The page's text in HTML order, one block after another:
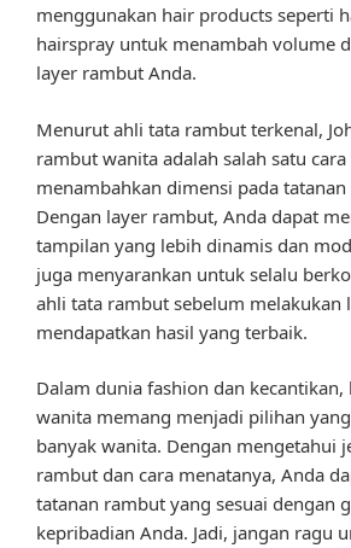
menggunakan hair products seperti
hairspray untuk menambah volume
layer rambut Anda.
Menurut ahli tata rambut terkenal,
rambut wanita adalah salah satu
menambahkan dimensi pada
Dengan layer rambut, Anda dapat
tampilan yang lebih dinamis dan
juga menyarankan untuk selalu
ahli tata rambut sebelum melakukan
mendapatkan hasil yang terbaik.
Dalam dunia fashion dan
wanita memang menjadi pilihan
banyak wanita. Dengan mengetahui
rambut dan cara menatanya, Anda
tatanan rambut yang sesuai dengan
kepribadian Anda. Jadi, jangan ragu